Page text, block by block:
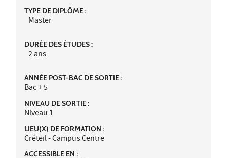
TYPE DE DIPLÔME :
Master
DURÉE DES ÉTUDES :
2 ans
ANNÉE POST-BAC DE SORTIE :
Bac + 5
NIVEAU DE SORTIE :
Niveau 1
LIEU(X) DE FORMATION :
Créteil - Campus Centre
ACCESSIBLE EN :